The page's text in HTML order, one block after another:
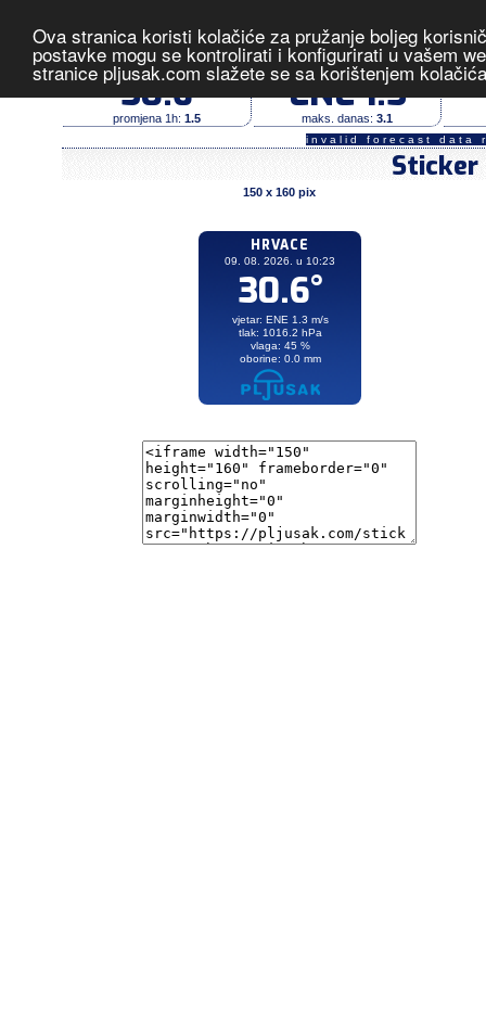
Ova stranica koristi kolačiće za pružanje boljeg
postavke mogu se kontrolirati i konfigurirati u vašem
stranice pljusak.com slažete se sa korištenjem
Hrvace- izmjerene
temperatura (°C)
30.6
promjena 1h: 1.5
vjetar (m/s)
ENE 1.3
maks. danas: 3.1
invalid forecast data
Sticker
150 x 160 pix